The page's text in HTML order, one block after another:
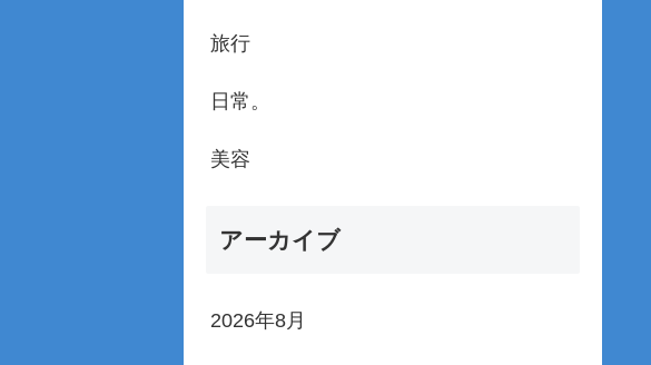
旅行
日常。
美容
アーカイブ
2026年8月